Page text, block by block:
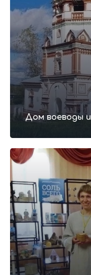
Дом воеводы и
(Последовательность
меняться без